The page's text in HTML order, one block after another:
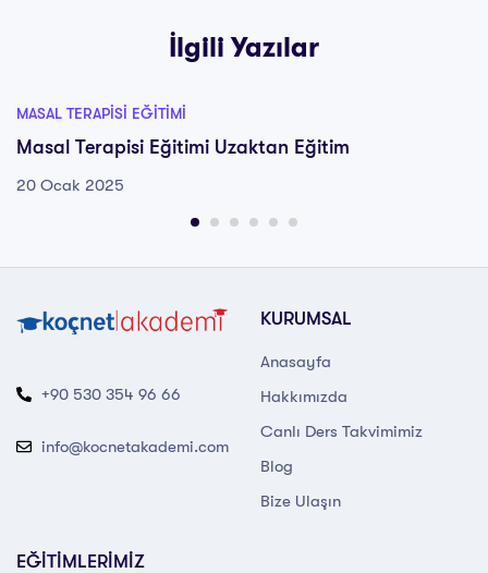
İlgili Yazılar
MASAL TERAPISI EĞITIMI
Masal Terapisi Eğitimi Uzaktan Eğitim
20 Ocak 2025
+90 530 354 96 66
info@kocnetakademi.com
KURUMSAL
Anasayfa
Hakkımızda
Canlı Ders Takvimimiz
Blog
Bize Ulaşın
EĞİTİMLERİMİZ